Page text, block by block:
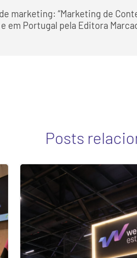
marketing: “Marketing de
em Portugal pela Editora
Posts